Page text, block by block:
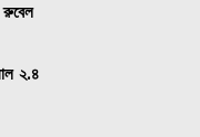
রুবেল
২.৪